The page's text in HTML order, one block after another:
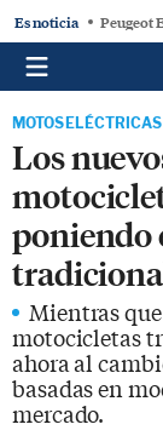
Es noticia Peugeot
MOTOS ELÉCTRICAS
Los
poniendo
Mientras
motocicletas
ahora al
basadas en
mercado.